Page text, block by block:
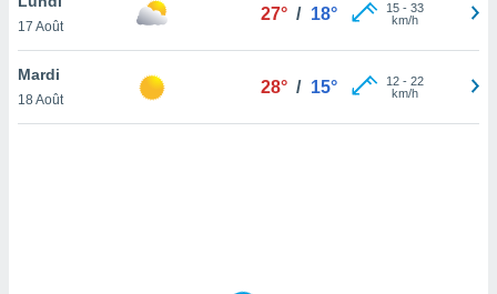
votre
à
en
le
17 Août
27° / 18° 15- 33
km/h
Mardi
18 Août
28° / 15° 12- 22
km/h